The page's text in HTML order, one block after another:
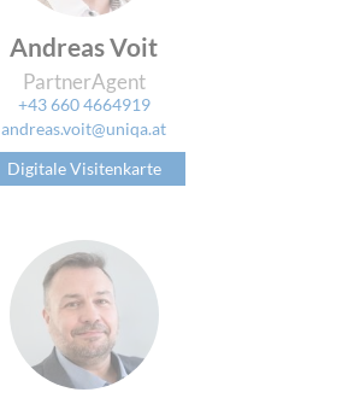
Andreas Voit
PartnerAgent
+43 660 4664919
andreas.voit@uniqa.at
Digitale Visitenkarte